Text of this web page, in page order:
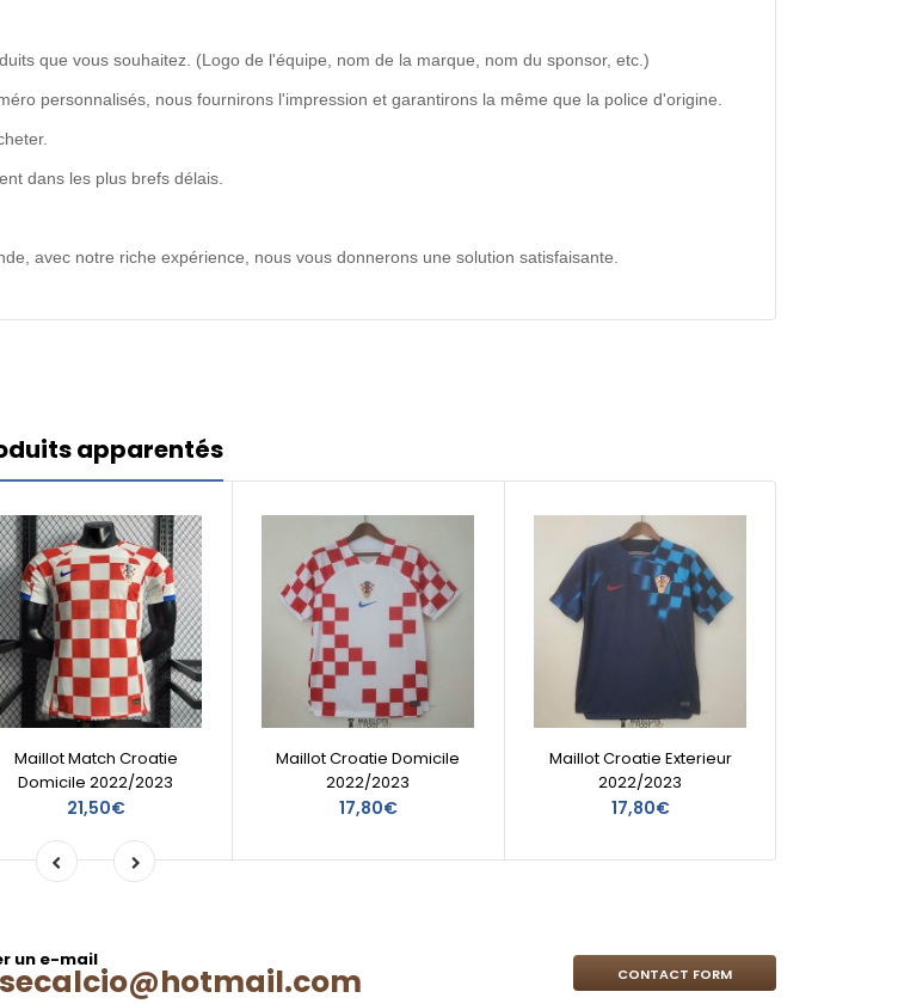
que vous souhaitez. (Logo de l'équipe, nom de la marque, nom du sponsor, etc.)
personnalisés, nous fournirons l'impression et garantirons la même que la police d'origine.
dans les plus brefs délais.
avec notre riche expérience, nous vous donnerons une solution satisfaisante.
apparentés
Maillot Match Croatie
Domicile 2022/2023
21,50€
Maillot Croatie Domicile
2022/2023
17,80€
Maillot Croatie Exterieur
2022/2023
17,80€
un e-mail
CONTACT FORM